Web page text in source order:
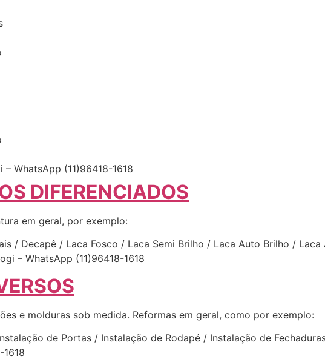
– WhatsApp (11)96418-1618
DIFERENCIADOS
em geral, por exemplo:
/ Decapê / Laca Fosco / Laca Semi Brilho / Laca Auto Brilho /
– WhatsApp (11)96418-1618
e molduras sob medida. Reformas em geral, como por exemplo:
de Portas / Instalação de Rodapé / Instalação de